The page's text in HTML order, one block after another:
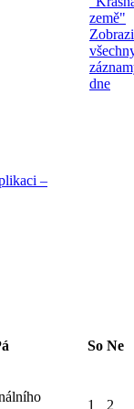
země"
dne
–
So Ne
1 2